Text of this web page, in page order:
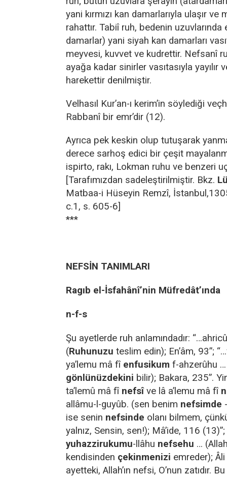
yani kırmızı kan damarlarıyla ulaşır
rahattır. Tabiî ruh, bedenin
damarlar) yani siyah kan damarları
meyvesi, kuvvet ve kudrettir. Nefsanî
ayağa kadar sinirler vasıtasıyla yayılır
harekettir denilmiştir.
Velhasıl Kur’an-ı kerim’in söylediği
Rabbanî bir emr’dir (12).
Ayrıca pek keskin olup tutuşarak
derece sarhoş edici bir çeşit
ispirto, rakı, Lokman ruhu ve benzeri
[Tarafımızdan sadeleştirilmiştir. Bkz.
Matbaa-i Hüseyin Remzî,
c.1, s. 605-6]
***
NEFSİN TANIMLARI
Ragıb el-İsfahânî’nin Müfredât’ında
n-f-s
Şu ayetlerde ruh anlamındadır:
(Ruhunuzu teslim edin); En’âm, 93”;
ya’lemu mâ fî enfusikum f-ahzerûhu
gönlünüzdekini bilir); Bakara, 235”.
ta’lemû mâ fî nefsîve lâ a’lemu mâ fî
allâmu-l-guyûb. (sen benim nefsimde
ise senin nefsinde olanı bilmem,
yalnız, Sensin, sen!); Mâ’ide, 116
yuhazzirukumu-llâhu nefsehu …
kendisinden çekinmenizi emreder);
ayetteki, Allah’ın nefsi, O’nun zatıdır.